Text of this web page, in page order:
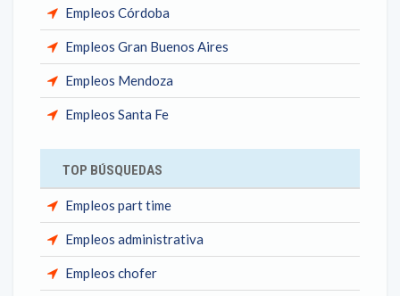
Empleos Córdoba
Empleos Gran Buenos Aires
Empleos Mendoza
Empleos Santa Fe
TOP BÚSQUEDAS
Empleos part time
Empleos administrativa
Empleos chofer